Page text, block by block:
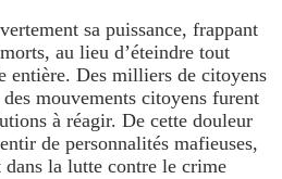
sa puissance, frappant
au lieu d’éteindre tout
entière. Des milliers de citoyens
mouvements citoyens furent
à réagir. De cette douleur
de personnalités mafieuses,
dans la lutte contre le crime